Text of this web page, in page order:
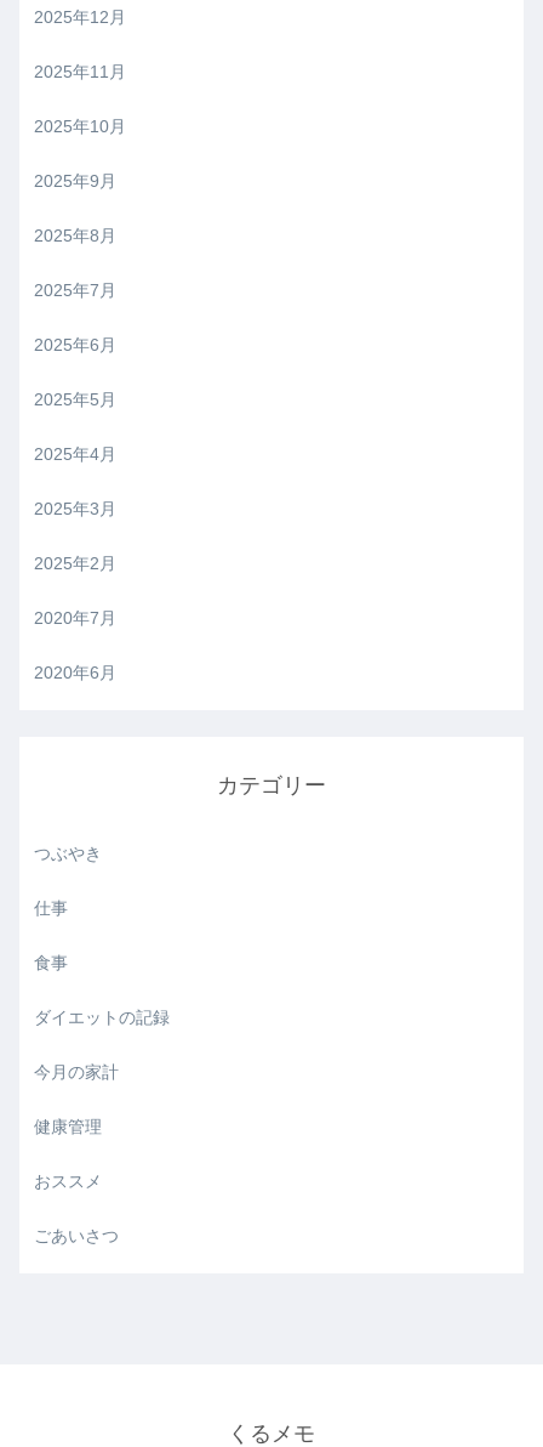
2025年12月
2025年11月
2025年10月
2025年9月
2025年8月
2025年7月
2025年6月
2025年5月
2025年4月
2025年3月
2025年2月
2020年7月
2020年6月
カテゴリー
つぶやき
仕事
食事
ダイエットの記録
今月の家計
健康管理
おススメ
ごあいさつ
くるメモ